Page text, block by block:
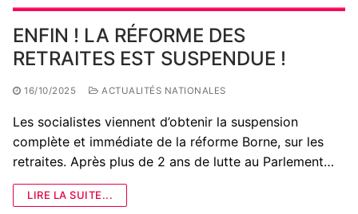
ENFIN ! LA RÉFORME DES
RETRAITES EST SUSPENDUE !
16/10/2025 ACTUALITÉS NATIONALES
Les socialistes viennent d’obtenir la suspension
complète et immédiate de la réforme Borne, sur les
retraites. Après plus de 2 ans de lutte au Parlement…
LIRE LA SUITE...